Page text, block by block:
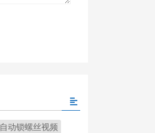
自动锁螺丝视频